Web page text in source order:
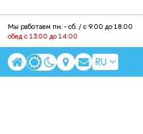
Мы работаем пн. - cб. / с 9:00 до 18:00
обед с 13:00 до 14:00
RU